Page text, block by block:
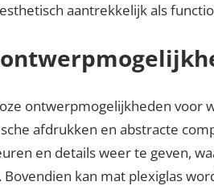
aantrekkelijk als
ontwerpmogelijkheden voor
afdrukken en abstracte
en details weer te geven,
kan mat plexiglas